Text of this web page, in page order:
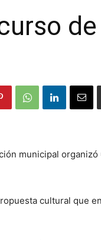
municipal
cultural que